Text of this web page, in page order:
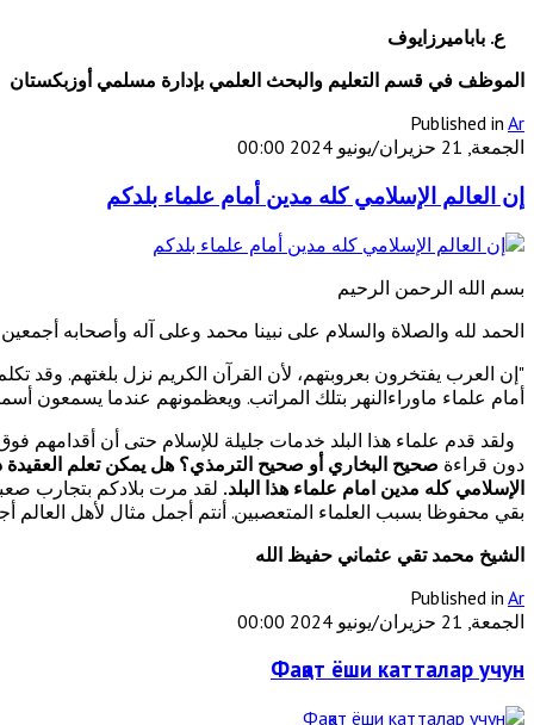
ع. باباميرزايوف
الموظف في قسم التعليم والبحث العلمي بإدارة مسلمي أوزبكستان
Published in Ar
الجمعة, 21 حزيران/يونيو 2024 00:00
إن العالم الإسلامي كله مدين أمام علماء بلدكم
بسم الله الرحمن الرحيم
الحمد لله والصلاة والسلام على نبينا محمد وعلى آله وأصحابه أجمعين
"إن العرب يفتخرون بعروبتهم، لأن القرآن الكريم نزل بلغتهم. وقد
أمام علماء ماوراءالنهر بتلك المراتب. ويعظمونهم عندما يسمعون
ولقد قدم علماء هذا البلد خدمات جليلة للإسلام حتى أن أقدامهم
دون قراءة صحيح البخاري أو صحيح الترمذي؟ هل يمكن تعلم
الإسلامي كله مدين امام علماء هذا البلد. لقد مرت بلادكم بتجارب
بقي محفوظا بسبب العلماء المتعصبين. أنتم أجمل مثال لأهل العالم
الشيخ محمد تقي عثماني حفيظ الله
Published in Ar
الجمعة, 21 حزيران/يونيو 2024 00:00
Фақат ёши катталар учун